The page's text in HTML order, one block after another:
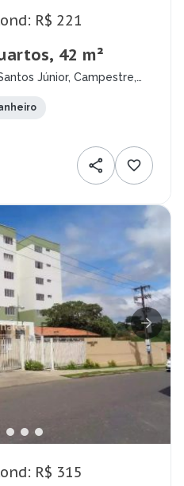
R$ 221
42 m²
Júnior, Campestre,
R$ 315